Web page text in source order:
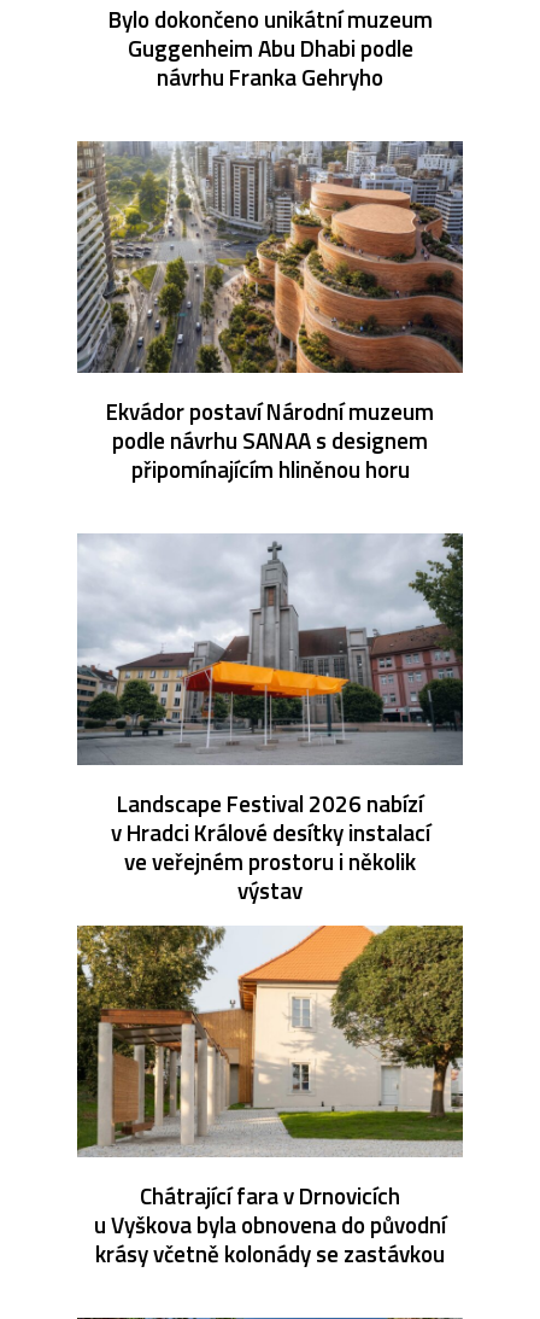
Bylo dokončeno unikátní muzeum
Guggenheim Abu Dhabi podle
návrhu Franka Gehryho
Ekvádor postaví Národní muzeum
podle návrhu SANAA s designem
připomínajícím hliněnou horu
Landscape Festival 2026 nabízí
v Hradci Králové desítky instalací
ve veřejném prostoru i několik
výstav
Chátrající fara v Drnovicích
u Vyškova byla obnovena do původní
krásy včetně kolonády se zastávkou